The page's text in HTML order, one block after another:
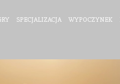
SPECJALIZACJA WYPOCZYNEK